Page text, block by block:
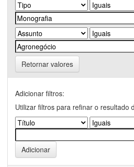
Retornar valores
Adicionar filtros:
Utilizar filtros para refinar o resultado